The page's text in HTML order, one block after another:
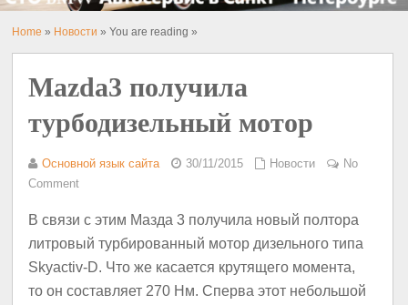
Home » Новости » You are reading »
Mazda3 получила
турбодизельный мотор
Основной язык сайта 30/11/2015 Новости
No
Comment
В связи с этим Мазда 3 получила новый полтора
литровый турбированный мотор дизельного типа
Skyactiv-D. Что же касается крутящего момента,
то он составляет 270 Нм. Сперва этот небольшой